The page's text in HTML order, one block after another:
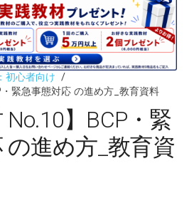
初心者向け /
・緊急事態対応 の進め方_教育資料
No.10】BCP・緊
の進め方_教育資